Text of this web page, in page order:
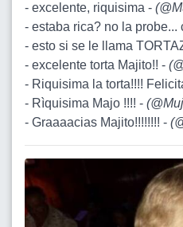
- excelente, riquisima - (
- estaba rica? no la probe...
- esto si se le llama
- excelente torta Majito!! - (
- Riquisima la torta!!!!
- Rìquisima Majo !!!! - (
- Graaaacias Majito!!!!!!!! - (